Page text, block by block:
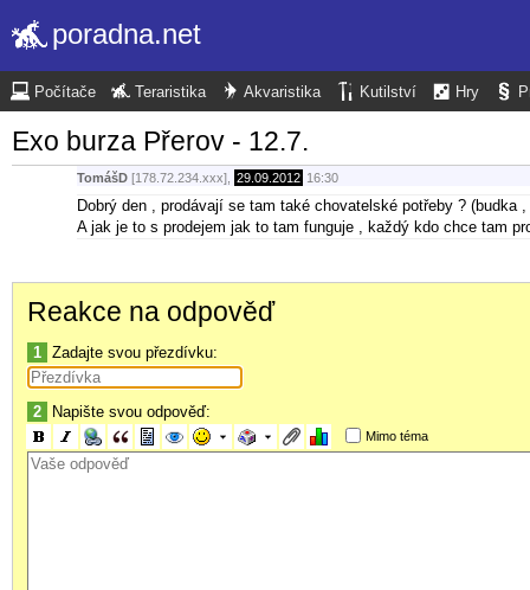
poradna.net
Počítače Teraristika Akvaristika Kutilství Hry
Exo burza Přerov - 12.7.
TomášD [178.72.234.xxx], 29.09.2012 16:30
Dobrý den , prodávají se tam také chovatelské potřeby ? (budka
A jak je to s prodejem jak to tam funguje , každý kdo chce tam
Reakce na odpověď
1 Zadajte svou přezdívku:
2 Napište svou odpověď:
Mimo téma